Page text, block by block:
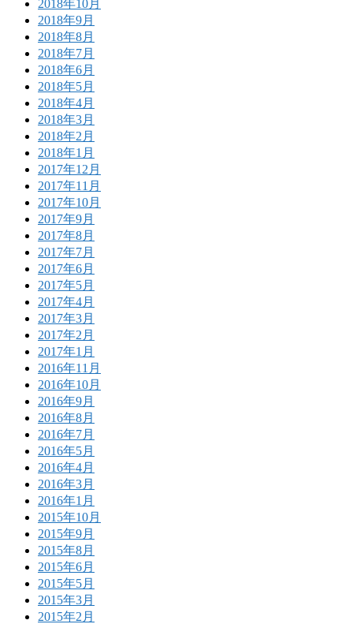
2018年10月
2018年9月
2018年8月
2018年7月
2018年6月
2018年5月
2018年4月
2018年3月
2018年2月
2018年1月
2017年12月
2017年11月
2017年10月
2017年9月
2017年8月
2017年7月
2017年6月
2017年5月
2017年4月
2017年3月
2017年2月
2017年1月
2016年11月
2016年10月
2016年9月
2016年8月
2016年7月
2016年5月
2016年4月
2016年3月
2016年1月
2015年10月
2015年9月
2015年8月
2015年6月
2015年5月
2015年3月
2015年2月